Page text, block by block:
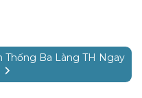
Thống Ba Làng TH Ngay